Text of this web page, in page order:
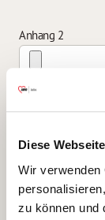
Diese
Wir verwenden
zu können und
Anhang 2
.pdf, .PDF, png,
.pdf, .PDF, png,